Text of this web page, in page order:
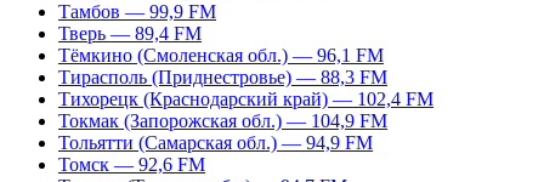
Тамбов — 99,9 FM
Тверь — 89,4 FM
Тёмкино (Смоленская обл.) — 96,1 FM
Тирасполь (Приднестровье) — 88,3 FM
Тихорецк (Краснодарский край) — 102,4 FM
Токмак (Запорожская обл.) — 104,9 FM
Тольятти (Самарская обл.) — 94,9 FM
Томск — 92,6 FM